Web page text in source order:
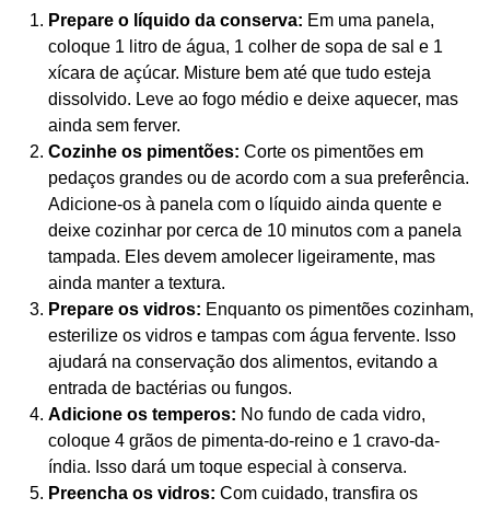
Prepare o líquido da conserva: Em uma panela,
coloque 1 litro de água, 1 colher de sopa de sal e 1
xícara de açúcar. Misture bem até que tudo esteja
dissolvido. Leve ao fogo médio e deixe aquecer, mas
ainda sem ferver.
Cozinhe os pimentões: Corte os pimentões em
pedaços grandes ou de acordo com a sua preferência.
Adicione-os à panela com o líquido ainda quente e
deixe cozinhar por cerca de 10 minutos com a panela
tampada. Eles devem amolecer ligeiramente, mas
ainda manter a textura.
Prepare os vidros: Enquanto os pimentões cozinham,
esterilize os vidros e tampas com água fervente. Isso
ajudará na conservação dos alimentos, evitando a
entrada de bactérias ou fungos.
Adicione os temperos: No fundo de cada vidro,
coloque 4 grãos de pimenta-do-reino e 1 cravo-da-
índia. Isso dará um toque especial à conserva.
Preencha os vidros: Com cuidado, transfira os